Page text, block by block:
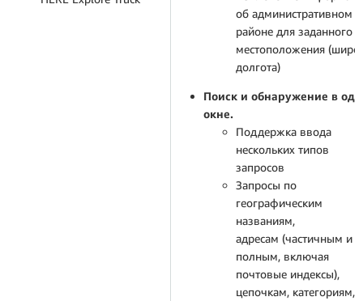
об административном
районе для заданного
местоположения
долгота)
Поиск и обнаружение в
окне.
Поддержка ввода
нескольких типов
запросов
Запросы по
географическим
названиям,
адресам (частичным и
полным, включая
почтовые индексы),
цепочкам, категориям,